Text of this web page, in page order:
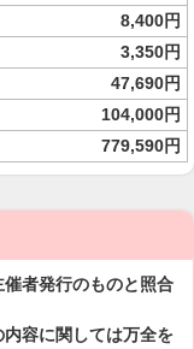
8,400円
3,350円
47,690円
104,000円
779,590円
者発行のものと照合
容に関しては万全を